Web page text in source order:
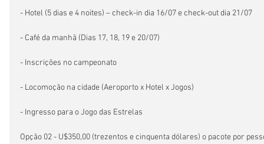
- Hotel (5 dias e 4 noites) – check-in dia 16/07 e check-out dia 21/07
- Café da manhã (Dias 17, 18, 19 e 20/07)
- Inscrições no campeonato
- Locomoção na cidade (Aeroporto x Hotel x Jogos)
- Ingresso para o Jogo das Estrelas
Opção 02 - U$350,00 (trezentos e cinquenta dólares) o pacote por